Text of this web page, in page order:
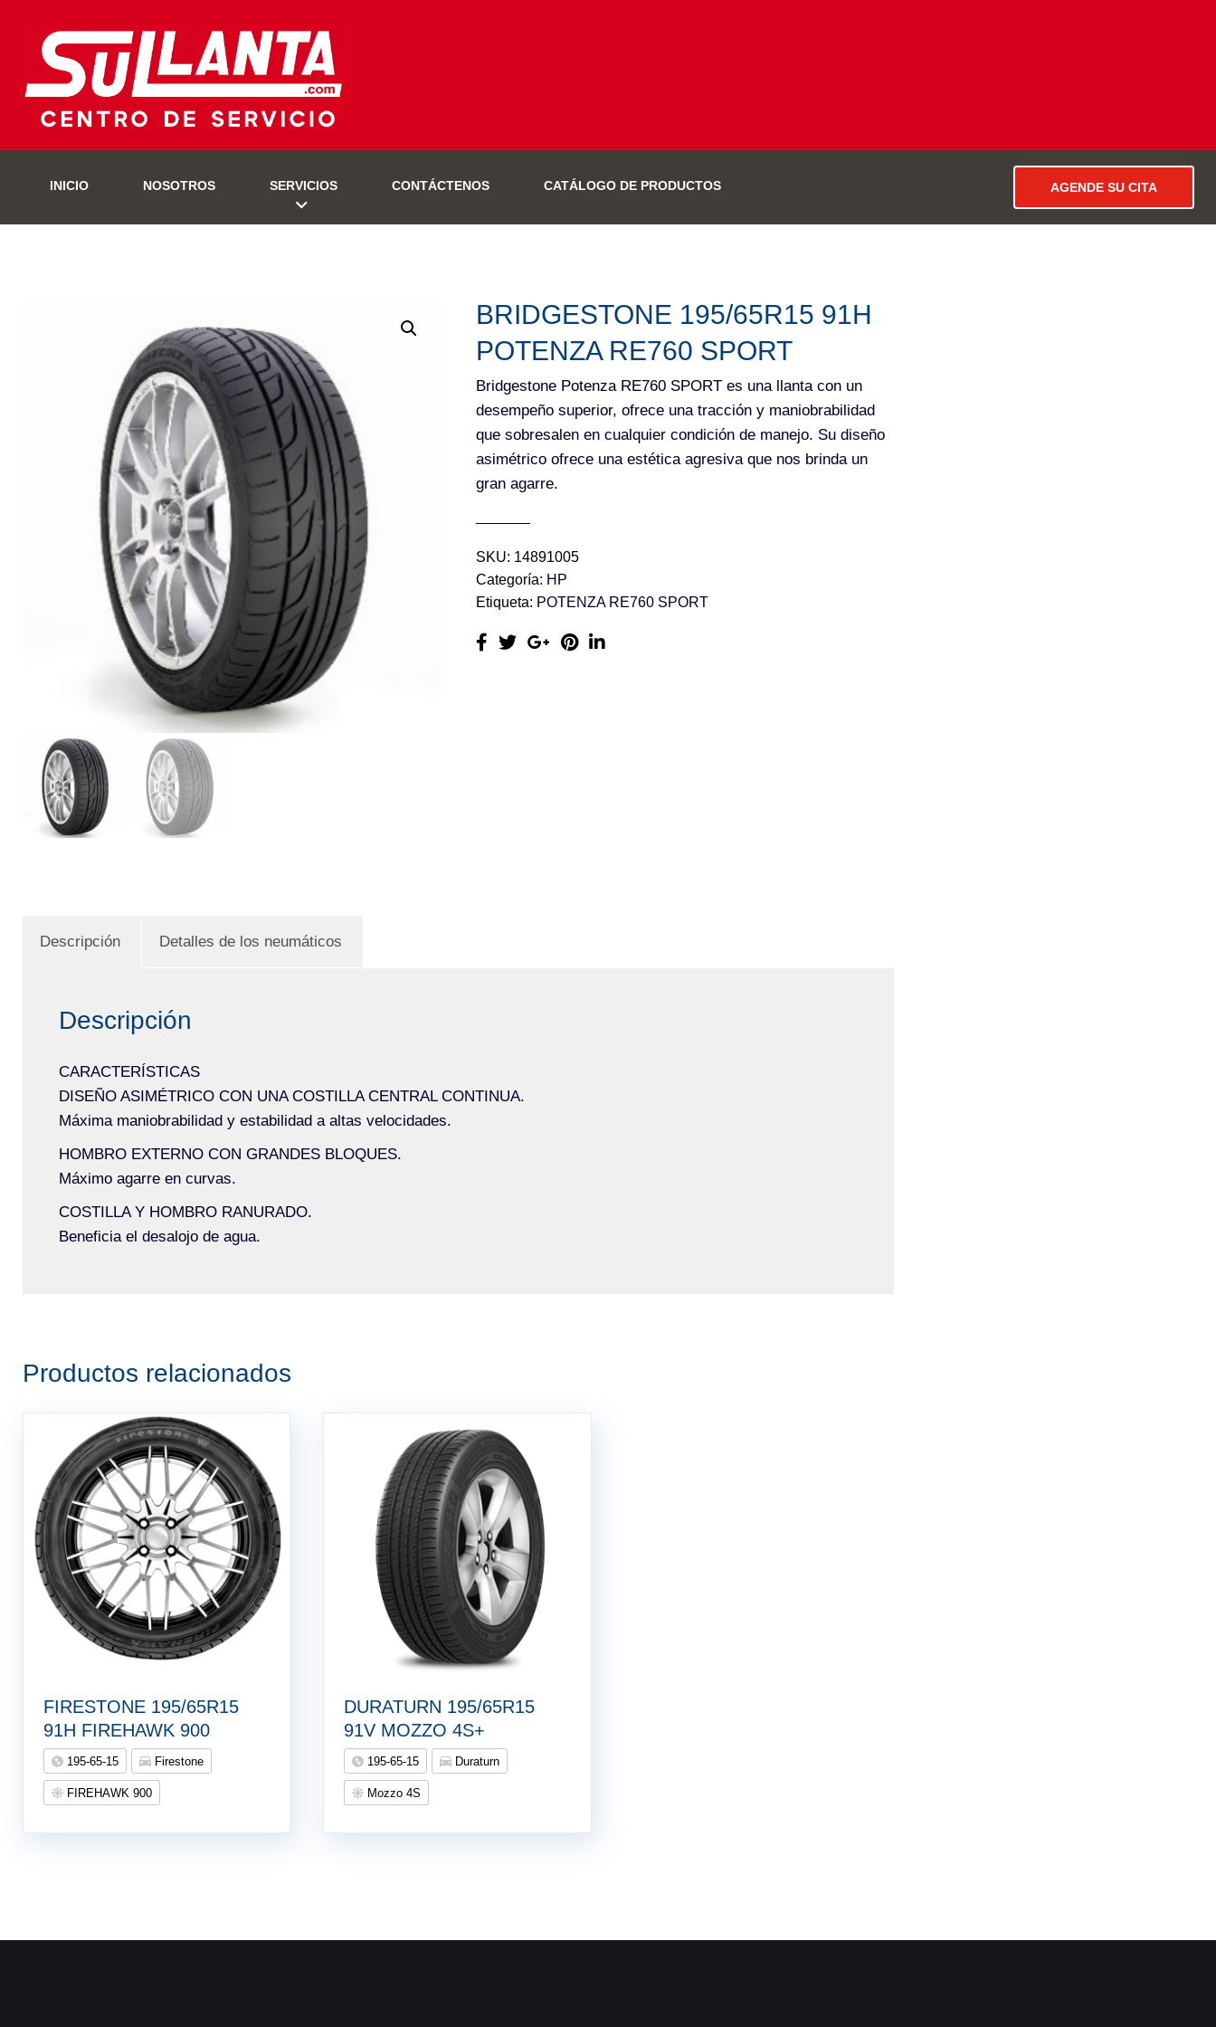
AGENDE SU CITA
INICIO NOSOTROS SERVICIOS CONTÁCTENOS CATÁLOGO DE PRODUCTOS
BRIDGESTONE 195/65R15 91H
POTENZA RE760 SPORT
Bridgestone Potenza RE760 SPORT es una llanta con un
desempeño superior, ofrece una tracción y maniobrabilidad
que sobresalen en cualquier condición de manejo. Su diseño
asimétrico ofrece una estética agresiva que nos brinda un
gran agarre.
SKU: 14891005
Categoría: HP
Etiqueta: POTENZA RE760 SPORT
Descripción Detalles de los neumáticos
Descripción
CARACTERÍSTICAS
DISEÑO ASIMÉTRICO CON UNA COSTILLA CENTRAL CONTINUA.
Máxima maniobrabilidad y estabilidad a altas velocidades.
HOMBRO EXTERNO CON GRANDES BLOQUES.
Máximo agarre en curvas.
COSTILLA Y HOMBRO RANURADO.
Beneficia el desalojo de agua.
Productos relacionados
FIRESTONE 195/65R15
91H FIREHAWK 900
195-65-15 Firestone
FIREHAWK 900
DURATURN 195/65R15
91V MOZZO 4S+
195-65-15 Duraturn
Mozzo 4S